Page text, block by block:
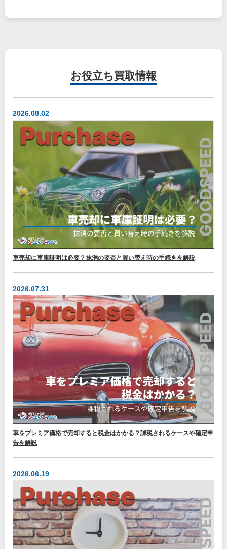
お役立ち 買取情報
2026.08.02
車売却に車庫証明は必要？抹消の要否と買い替え時の手続きを解説
2026.07.31
車をプレミア価格で売却すると税金はかかる？課税されるケースや確定申
告を解説
2026.06.19